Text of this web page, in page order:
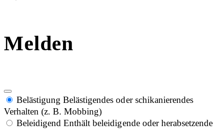
Melden
Belästigung Belästigendes oder schikanierendes
Verhalten (z. B. Mobbing)
Beleidigend Enthält beleidigende oder herabsetzende